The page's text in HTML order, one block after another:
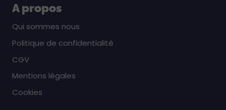
A propos
Qui sommes nous
Politique de confidentialité
CGV
Mentions légales
Cookies